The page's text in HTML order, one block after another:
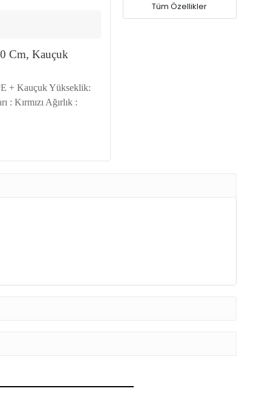
Cm, Kauçuk
+ Kauçuk Yükseklik:
: Kırmızı Ağırlık :
Tüm Özellikler